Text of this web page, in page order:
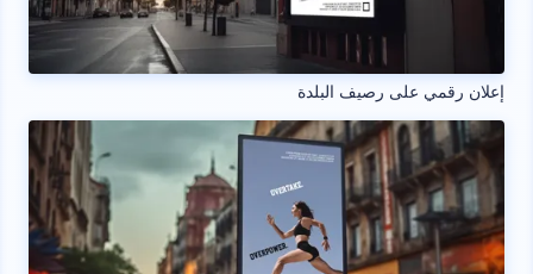
إعلان رقمي على رصيف البلدة